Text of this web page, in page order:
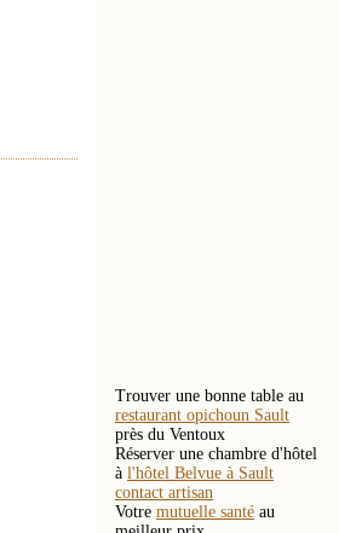
Trouver une bonne table au
restaurant opichoun Sault
près du Ventoux
Réserver une chambre d'hôtel
à l'hôtel Belvue à Sault
contact artisan
Votre mutuelle santé au